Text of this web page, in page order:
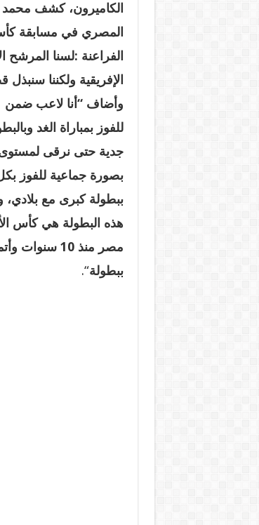
الكاميرون، كشف
المصري في مسابقة
الفراعنة :لسنا المرشح
الإفريقية ولكننا سنبذل
للفوز بمباراة الغد
جدية حتى نرقى
بصورة جماعية للفوز
ببطولة كبرى مع
هذه البطولة هي كأس
مصر منذ 10
ببطولة“.